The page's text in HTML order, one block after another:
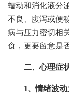
蠕动和消化液分
不良、腹泻或便
病与压力密切相
食，更要留意是
二、心理症
1、情绪波动